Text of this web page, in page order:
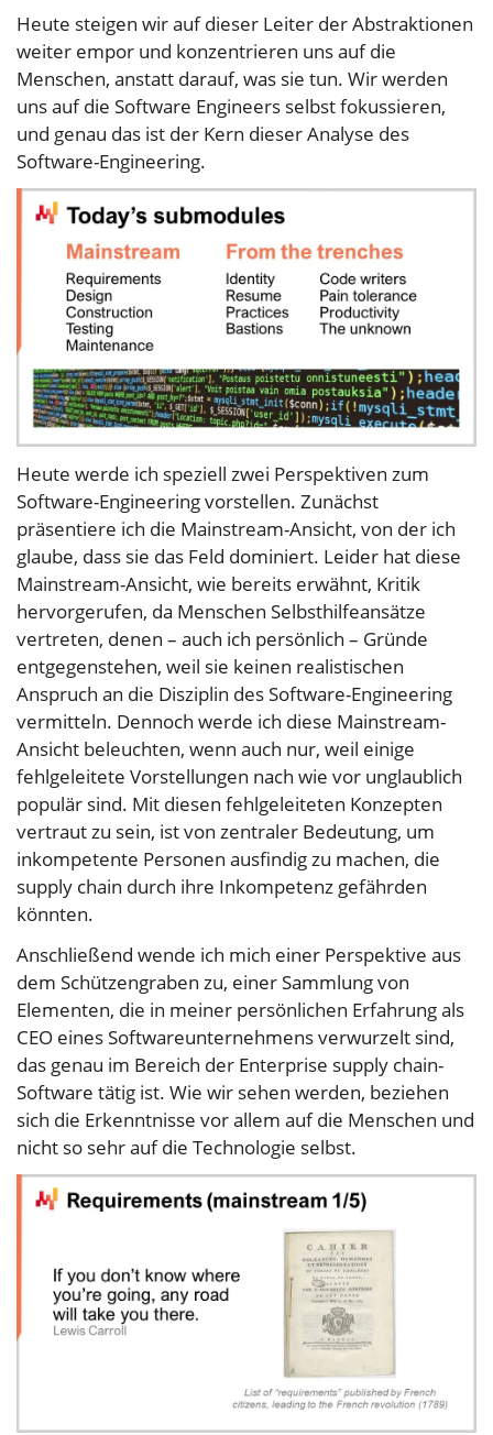
Heute steigen wir auf dieser Leiter der Abstraktionen
weiter empor und konzentrieren uns auf die
Menschen, anstatt darauf, was sie tun. Wir werden
uns auf die Software Engineers selbst fokussieren,
und genau das ist der Kern dieser Analyse des
Software-Engineering.
Heute werde ich speziell zwei Perspektiven zum
Software-Engineering vorstellen. Zunächst
präsentiere ich die Mainstream-Ansicht, von der ich
glaube, dass sie das Feld dominiert. Leider hat diese
Mainstream-Ansicht, wie bereits erwähnt, Kritik
hervorgerufen, da Menschen Selbsthilfeansätze
vertreten, denen – auch ich persönlich – Gründe
entgegenstehen, weil sie keinen realistischen
Anspruch an die Disziplin des Software-Engineering
vermitteln. Dennoch werde ich diese Mainstream-
Ansicht beleuchten, wenn auch nur, weil einige
fehlgeleitete Vorstellungen nach wie vor unglaublich
populär sind. Mit diesen fehlgeleiteten Konzepten
vertraut zu sein, ist von zentraler Bedeutung, um
inkompetente Personen ausfindig zu machen, die
supply chain durch ihre Inkompetenz gefährden
könnten.
Anschließend wende ich mich einer Perspektive aus
dem Schützengraben zu, einer Sammlung von
Elementen, die in meiner persönlichen Erfahrung als
CEO eines Softwareunternehmens verwurzelt sind,
das genau im Bereich der Enterprise supply chain-
Software tätig ist. Wie wir sehen werden, beziehen
sich die Erkenntnisse vor allem auf die Menschen und
nicht so sehr auf die Technologie selbst.